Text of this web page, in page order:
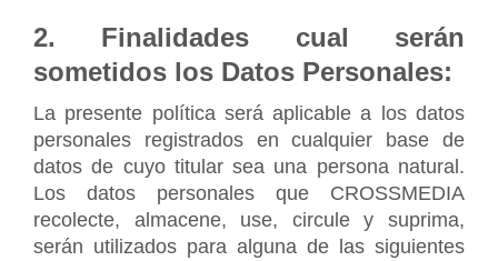
2. Finalidades cual serán
sometidos los Datos Personales:
La presente política será aplicable a los datos
personales registrados en cualquier base de
datos de cuyo titular sea una persona natural.
Los datos personales que CROSSMEDIA
recolecte, almacene, use, circule y suprima,
serán utilizados para alguna de las siguientes